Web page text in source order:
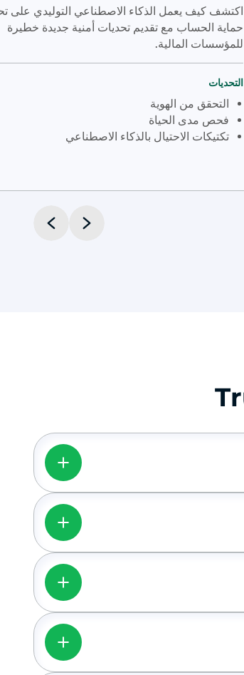
اكتشف كيف يعمل الذكاء الاصطناعي التوليدي على
حماية الحساب مع تقديم تحديات أمنية جديدة خطيرة
للمؤسسات المالية.
التحديات
التحقق من الهوية
فحص مدى الحياة
تكتيكات الاحتيال بالذكاء الاصطناعي